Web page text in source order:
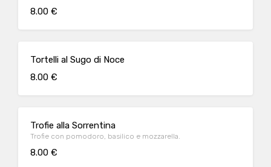
8.00 €
Tortelli al Sugo di Noce
8.00 €
Trofie alla Sorrentina
Trofie con pomodoro, basilico e mozzarella.
8.00 €